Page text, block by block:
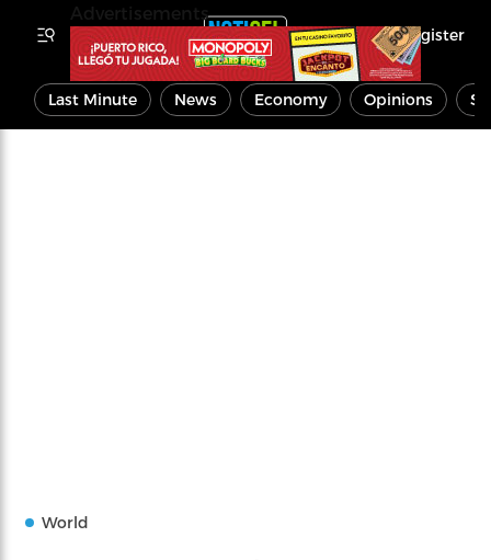
Register
Last Minute News Economy Opinions
World
Advertisements